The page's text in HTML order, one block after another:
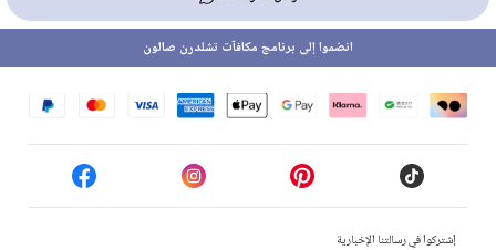
إشتركوا في رسالتنا الإخبارية
انضموا إلى برنامج مكافآت تشلدرن صالون